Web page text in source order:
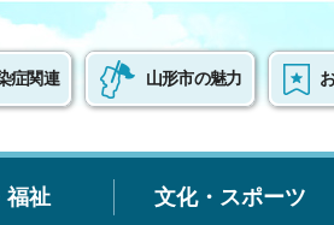
症関連 山形市の魅力
福祉 文化・スポーツ